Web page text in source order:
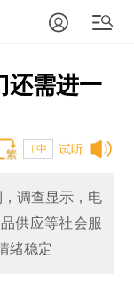
还需进一
试听
T中
调查显示，电
供应等社会服
绪稳定